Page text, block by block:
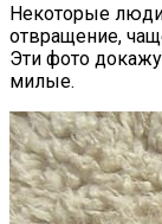
Некоторые
отвращение,
Эти фото
милые.